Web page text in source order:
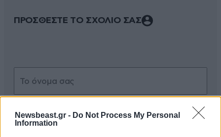
Newsbeast.gr - Do Not Process My Personal
Information
ΠΡΟΣΘΕΣΤΕ ΤΟ ΣΧΟΛΙΟ ΣΑΣ